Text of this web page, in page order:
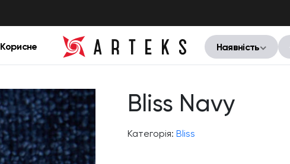
Корисне Наявність
Bliss Navy
Категорія: Bliss